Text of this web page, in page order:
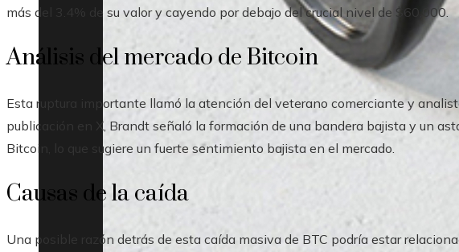
más del 3.4% de su valor y cayendo por debajo del crucial nivel de $60,000.
Análisis del mercado de Bitcoin
Esta ruptura importante llamó la atención del veterano comerciante y
publicación en X, Brandt señaló la formación de una bandera bajista y un
Bitcoin, lo que sugiere un fuerte sentimiento bajista en el mercado.
Causas de la caída
Una posible razón detrás de esta caída masiva de BTC podría estar